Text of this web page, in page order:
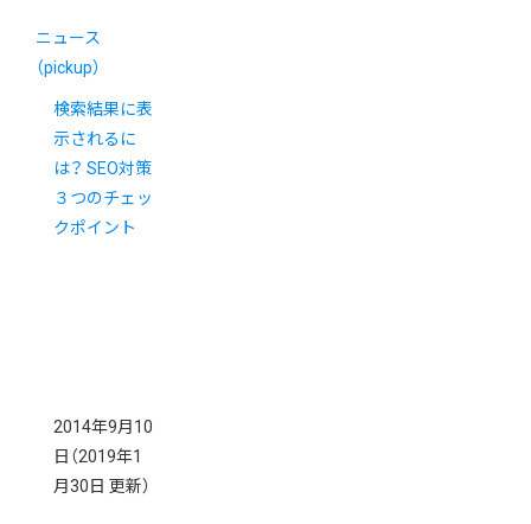
ニュース
（pickup）
検索結果に表
示されるに
は？ SEO対策
３つのチェッ
クポイント
2014年9月10
日 （2019年1
月30日 更新）